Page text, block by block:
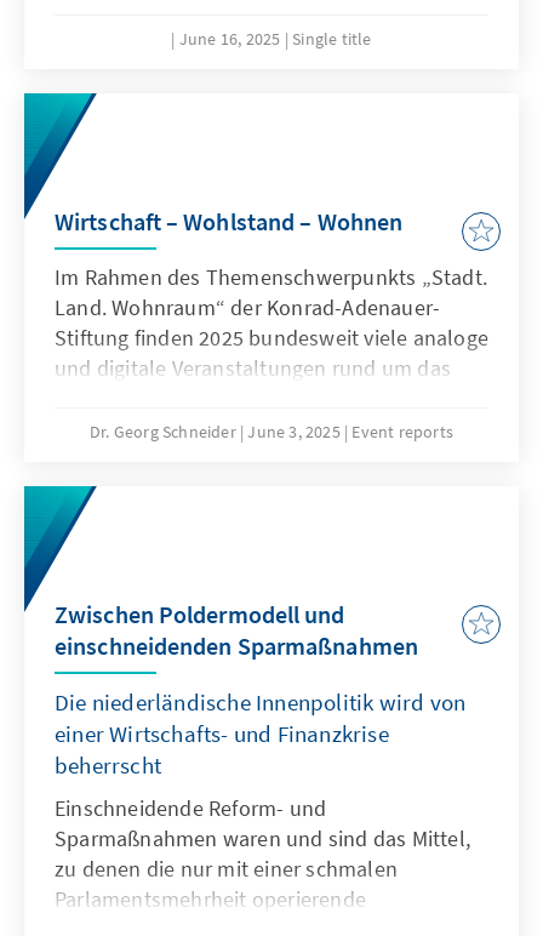
June 16, 2025 Single title
Wirtschaft – Wohlstand – Wohnen
Im Rahmen des Themenschwerpunkts „Stadt.
Land. Wohnraum“ der Konrad-Adenauer-
Stiftung finden 2025 bundesweit viele analoge
und digitale Veranstaltungen rund um das
Dr. Georg Schneider June 3, 2025 Event reports
Zwischen Poldermodell und
einschneidenden Sparmaßnahmen
Die niederländische Innenpolitik wird von
einer Wirtschafts- und Finanzkrise
beherrscht
Einschneidende Reform- und
Sparmaßnahmen waren und sind das Mittel,
zu denen die nur mit einer schmalen
Parlamentsmehrheit operierende